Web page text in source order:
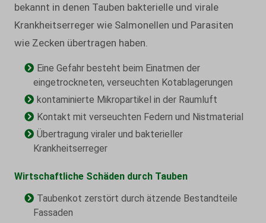
bekannt in denen Tauben bakterielle und virale
Krankheitserreger wie Salmonellen und Parasiten
wie Zecken übertragen haben.
Eine Gefahr besteht beim Einatmen der
eingetrockneten, verseuchten Kotablagerungen
kontaminierte Mikropartikel in der Raumluft
Kontakt mit verseuchten Federn und Nistmaterial
Übertragung viraler und bakterieller
Krankheitserreger
Wirtschaftliche Schäden durch Tauben
Taubenkot zerstört durch ätzende Bestandteile
Fassaden